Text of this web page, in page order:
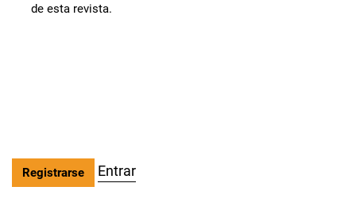
de esta revista.
Registrarse Entrar